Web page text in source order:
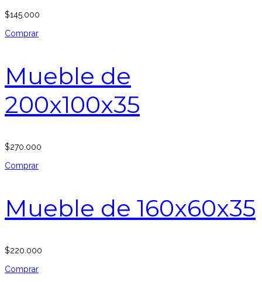
$145.000
Comprar
Mueble de
200x100x35
$270.000
Comprar
Mueble de 160x60x35
$220.000
Comprar